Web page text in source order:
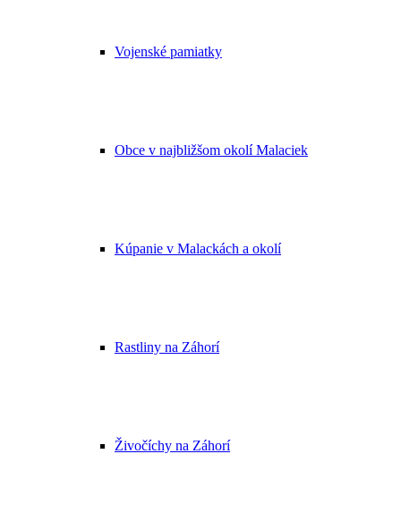
Vojenské pamiatky
Obce v najbližšom okolí Malaciek
Kúpanie v Malackách a okolí
Rastliny na Záhorí
Živočíchy na Záhorí